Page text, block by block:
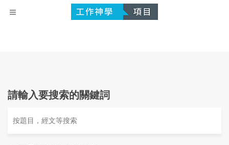
請輸入要搜索的關鍵詞